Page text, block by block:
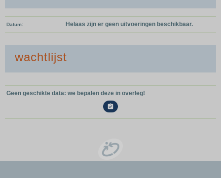
Datum Helaas zijn er geen uitvoeringen beschikbaar.
wachtlijst
Geen geschikte data: we bepalen deze in overleg!
